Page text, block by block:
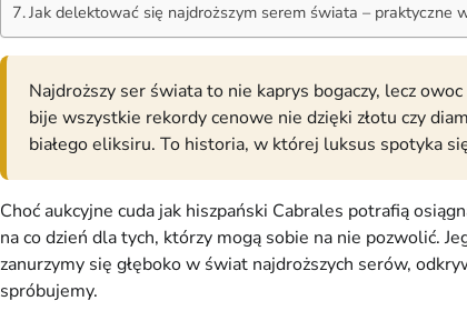
Jak delektować się najdroższym serem świata – praktyczne
Najdroższy ser świata to nie kaprys bogaczy, lecz
bije wszystkie rekordy cenowe nie dzięki złotu czy
białego eliksiru. To historia, w której luksus spotyka
Choć aukcyjne cuda jak hiszpański Cabrales potrafią
na co dzień dla tych, którzy mogą sobie na nie pozwolić.
zanurzymy się głęboko w świat najdroższych serów,
spróbujemy.